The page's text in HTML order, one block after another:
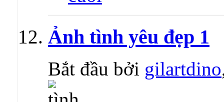
Ảnh tình yêu đẹp 1
Bắt đầu bởi gilartdino